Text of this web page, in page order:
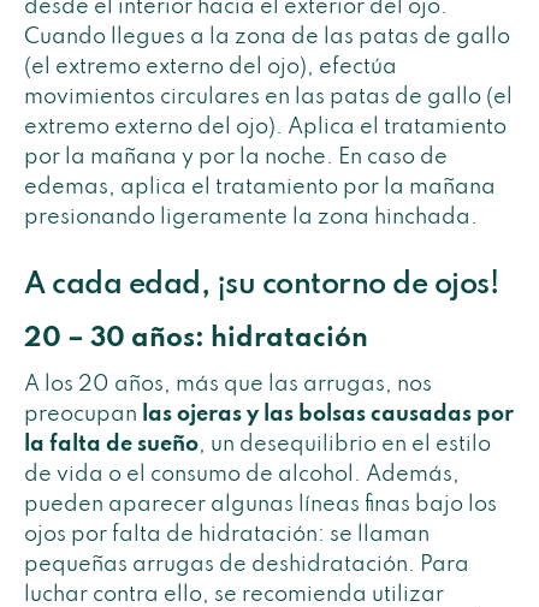
desde el interior hacia el exterior del ojo.
Cuando llegues a la zona de las patas de gallo
(el extremo externo del ojo), efectúa
movimientos circulares en las patas de gallo (el
extremo externo del ojo). Aplica el tratamiento
por la mañana y por la noche. En caso de
edemas, aplica el tratamiento por la mañana
presionando ligeramente la zona hinchada.
A cada edad, ¡su contorno de ojos!
20 – 30 años: hidratación
A los 20 años, más que las arrugas, nos
preocupan las ojeras y las bolsas causadas por
la falta de sueño , un desequilibrio en el estilo
de vida o el consumo de alcohol. Además,
pueden aparecer algunas líneas finas bajo los
ojos por falta de hidratación: se llaman
pequeñas arrugas de deshidratación. Para
luchar contra ello, se recomienda utilizar